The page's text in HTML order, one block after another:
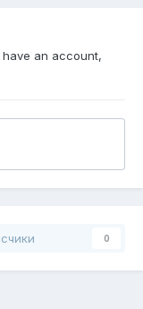
an account,
0